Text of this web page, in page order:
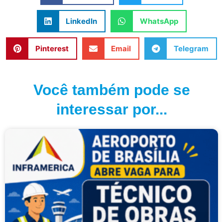
LinkedIn WhatsApp
Pinterest Email Telegram
Você também pode se
interessar por...